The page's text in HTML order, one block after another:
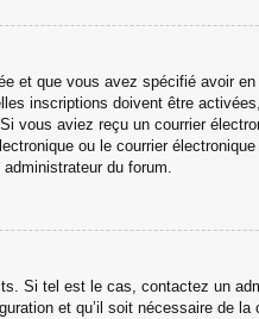
et que vous avez spécifié avoir
inscriptions doivent être
vous aviez reçu un courrier
ou le courrier
du forum.
Si tel est le cas, contactez un
et qu’il soit nécessaire de la